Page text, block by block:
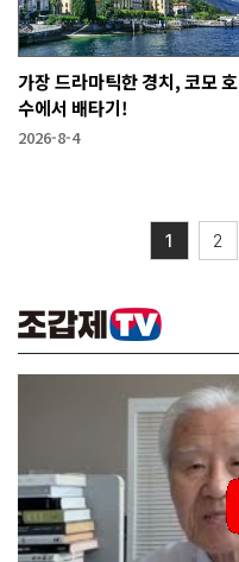
가장 드라마틱한 경치, 코모 호
수에서 배타기!
2026-8-4
1 2